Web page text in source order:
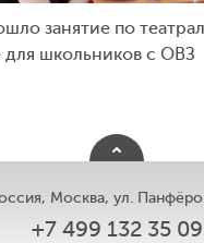
занятие по
для школьников с ОВЗ
Москва, ул.
+7 499 132 35 09